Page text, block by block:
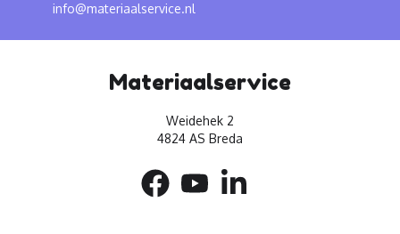
info@materiaalservice.nl
Materiaalservice
Weidehek 2
4824 AS Breda